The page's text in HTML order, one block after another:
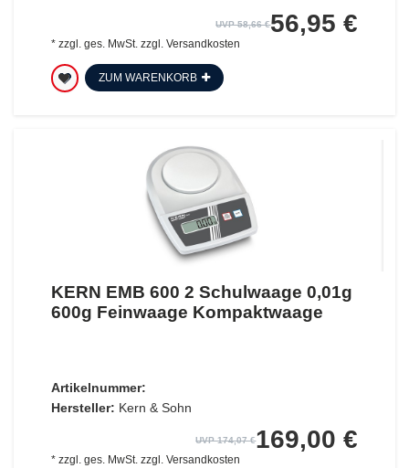
UVP 58,66 €56,95 €
* zzgl. ges. MwSt.zzgl. Versandkosten
ZUM WARENKORB
KERN EMB 600 2 Schulwaage 0,01g
600g Feinwaage Kompaktwaage
Artikelnummer:
Hersteller: Kern & Sohn
UVP 174,07 €169,00 €
* zzgl. ges. MwSt.zzgl. Versandkosten